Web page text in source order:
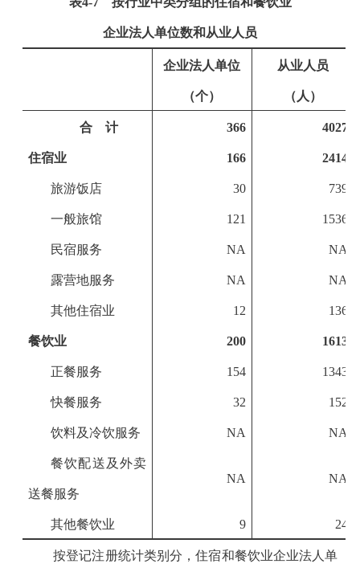
企业法人单位数和从业人员
企业法人单位
（个）
从业人员
（人）
合 计 366 4027
住宿业 166 2414
旅游饭店 30 739
一般旅馆 121 1536
民宿服务 NA NA
露营地服务 NA NA
其他住宿业 12 136
餐饮业 200 1613
正餐服务 154 1343
快餐服务 32 152
饮料及冷饮服务 NA NA
餐饮配送及外卖
送餐服务
NA NA
其他餐饮业 9 24
按登记注册统计类别分，住宿和餐饮业企业法人单